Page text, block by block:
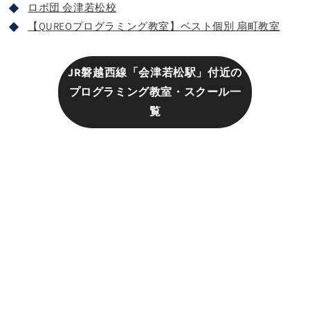
ロボ団 会津若松校
【QUREOプログラミング教室】ベスト個別 扇町教室
JR磐越西線「会津若松駅」付近の
プログラミング教室・スクール一
覧